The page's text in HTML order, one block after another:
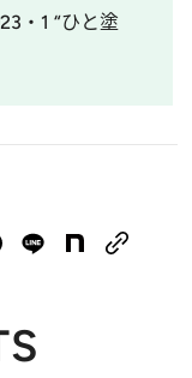
・1 “ひと塗